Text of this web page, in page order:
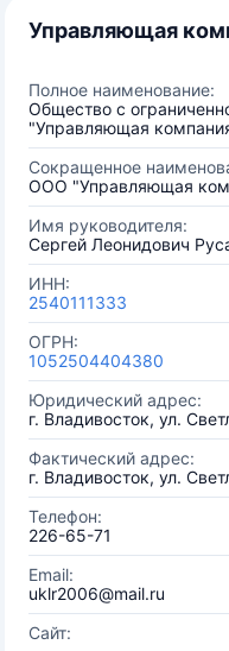
Управляющая
Полное наименование:
Общество с
"Управляющая
Сокращенное
ООО "Управляющая
Имя руководителя:
Сергей Леонидович
ИНН:
2540111333
ОГРН:
1052504404380
Юридический адрес:
г. Владивосток, ул.
Фактический адрес:
г. Владивосток, ул.
Телефон:
226-65-71
Email:
uklr2006@mail.ru
Сайт: